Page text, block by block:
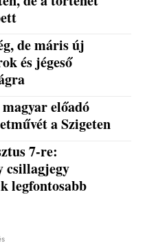
de máris új
és jégeső
előadó
a Szigeten
7-re:
csillagjegy
legfontosabb